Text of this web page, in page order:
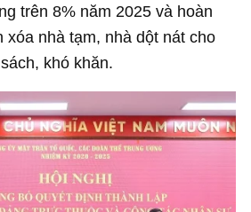
trên 8% năm 2025 và hoàn
nhà tạm, nhà dột nát cho
khó khăn.